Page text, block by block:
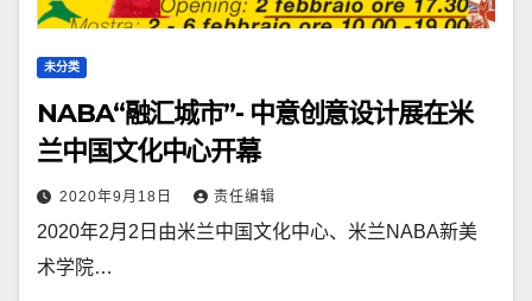
未分类
NABA“融汇城市”- 中意创意设计展在米
兰中国文化中心开幕
2020年9月18日 责任编辑
2020年2月2日由米兰中国文化中心、米兰NABA新美
术学院…